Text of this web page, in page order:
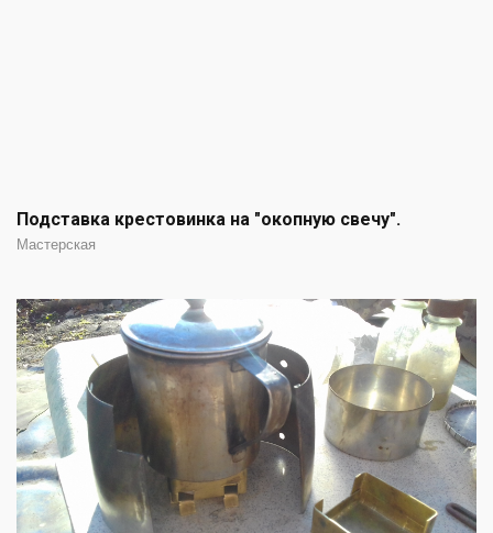
Подставка крестовинка на "окопную свечу".
Мастерская